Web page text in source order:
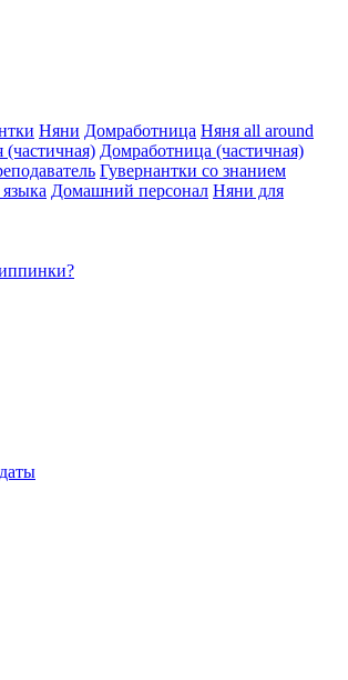
Няни Домработница Няня all around
(частичная) Домработница (частичная)
Гувернантки со знанием
Домашний персонал Няни для